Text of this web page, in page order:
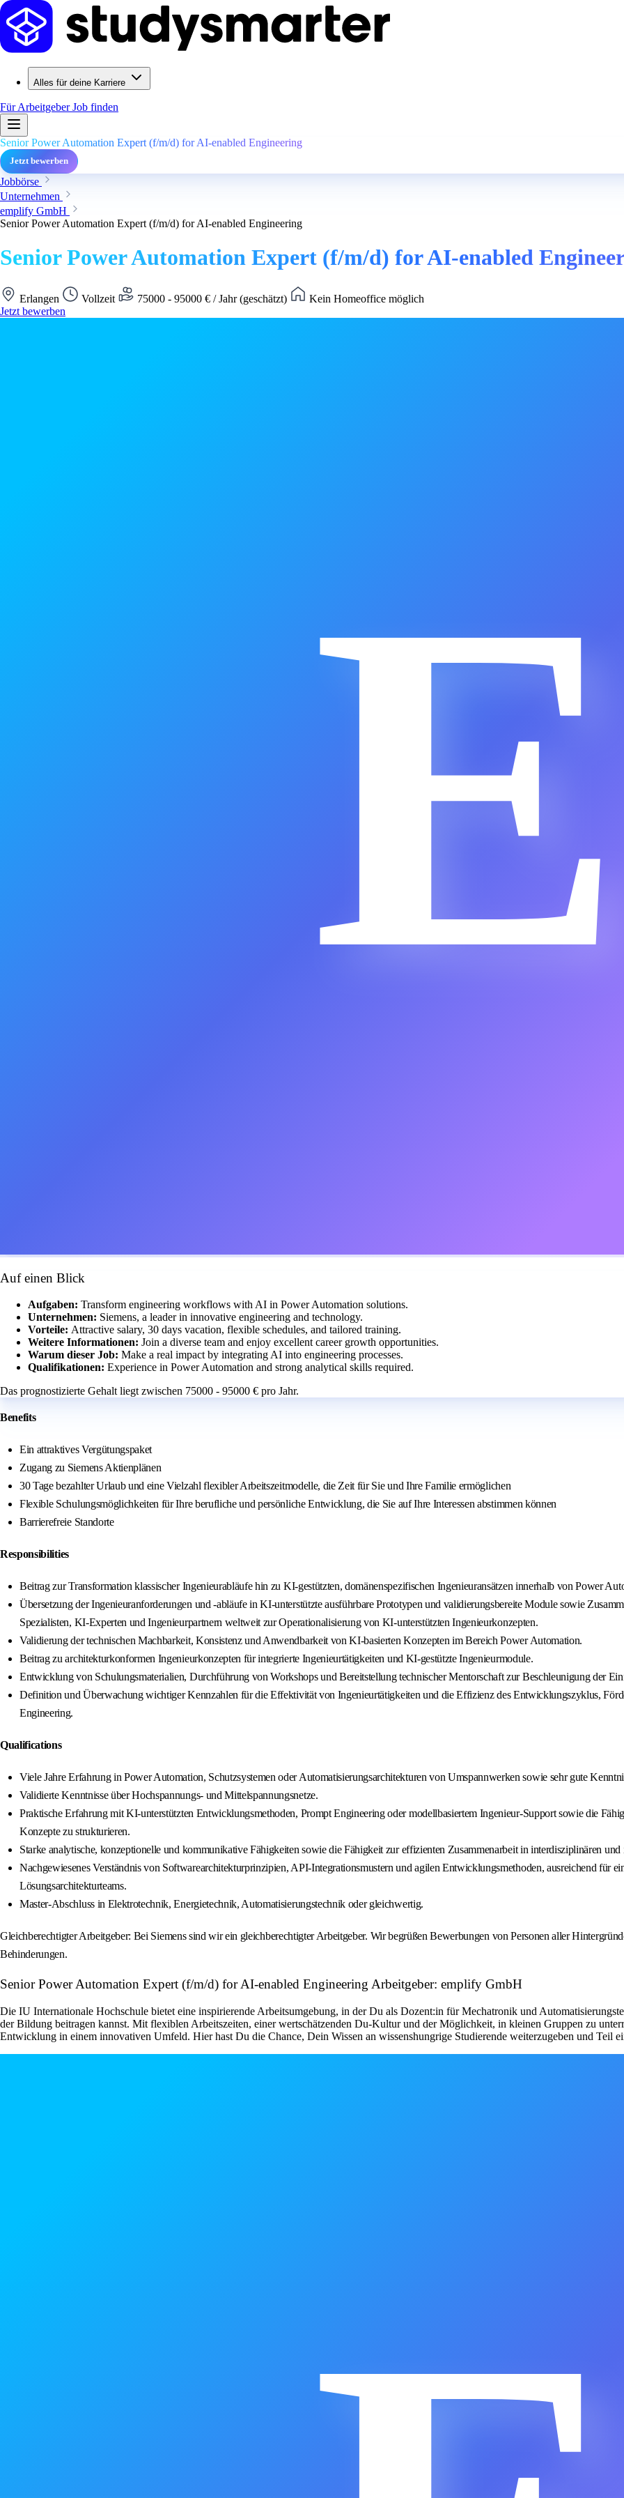
Alles für deine Karriere
Für ArbeitgeberJob finden
Senior Power Automation Expert (f/m/d) for AI-enabled Engineering
Jetzt bewerben
Jobbörse
Unternehmen
emplify GmbH
Senior Power Automation Expert (f/m/d) for AI-enabled Engineering
Senior Power Automation Expert (f/m/d) for AI-enabled
Erlangen Vollzeit 75000 - 95000 € / Jahr (geschätzt)
Kein Homeoffice möglich
Jetzt bewerben
E
Auf einen Blick
Aufgaben: Transform engineering workflows with AI in Power Automation solutions.
Unternehmen: Siemens, a leader in innovative engineering and technology.
Vorteile: Attractive salary, 30 days vacation, flexible schedules, and tailored training.
Weitere Informationen: Join a diverse team and enjoy excellent career growth opportunities.
Warum dieser Job: Make a real impact by integrating AI into engineering processes.
Qualifikationen: Experience in Power Automation and strong analytical skills required.
Das prognostizierte Gehalt liegt zwischen 75000 - 95000 € pro Jahr.
Benefits
Ein attraktives Vergütungspaket
Zugang zu Siemens Aktienplänen
30 Tage bezahlter Urlaub und eine Vielzahl flexibler Arbeitszeitmodelle, die Zeit für Sie und Ihre Familie ermöglichen
Flexible Schulungsmöglichkeiten für Ihre berufliche und persönliche Entwicklung, die Sie auf Ihre Interessen abstimmen können
Barrierefreie Standorte
Responsibilities
Beitrag zur Transformation klassischer Ingenieurabläufe hin zu KI-gestützten, domänenspezifischen Ingenieuransätzen innerhalb von Power
Übersetzung der Ingenieuranforderungen und -abläufe in KI-unterstützte ausführbare Prototypen und validierungsbereite Module sowie
Spezialisten, KI-Experten und Ingenieurpartnern weltweit zur Operationalisierung von KI-unterstützten Ingenieurkonzepten.
Validierung der technischen Machbarkeit, Konsistenz und Anwendbarkeit von KI-basierten Konzepten im Bereich Power Automation.
Beitrag zu architekturkonformen Ingenieurkonzepten für integrierte Ingenieurtätigkeiten und KI-gestützte Ingenieurmodule.
Entwicklung von Schulungsmaterialien, Durchführung von Workshops und Bereitstellung technischer Mentorschaft zur Beschleunigung der
Definition und Überwachung wichtiger Kennzahlen für die Effektivität von Ingenieurtätigkeiten und die Effizienz des Entwicklungszyklus,
Engineering.
Qualifications
Viele Jahre Erfahrung in Power Automation, Schutzsystemen oder Automatisierungsarchitekturen von Umspannwerken sowie sehr gute
Validierte Kenntnisse über Hochspannungs- und Mittelspannungsnetze.
Praktische Erfahrung mit KI-unterstützten Entwicklungsmethoden, Prompt Engineering oder modellbasiertem Ingenieur-Support sowie die
Konzepte zu strukturieren.
Starke analytische, konzeptionelle und kommunikative Fähigkeiten sowie die Fähigkeit zur effizienten Zusammenarbeit in interdisziplinären
Nachgewiesenes Verständnis von Softwarearchitekturprinzipien, API-Integrationsmustern und agilen Entwicklungsmethoden, ausreichend für
Lösungsarchitekturteams.
Master-Abschluss in Elektrotechnik, Energietechnik, Automatisierungstechnik oder gleichwertig.
Gleichberechtigter Arbeitgeber: Bei Siemens sind wir ein gleichberechtigter Arbeitgeber. Wir begrüßen Bewerbungen von Personen aller
Behinderungen.
Senior Power Automation Expert (f/m/d) for AI-enabled Engineering Arbeitgeber: emplify GmbH
Die IU Internationale Hochschule bietet eine inspirierende Arbeitsumgebung, in der Du als Dozent:in für Mechatronik und
der Bildung beitragen kannst. Mit flexiblen Arbeitszeiten, einer wertschätzenden Du-Kultur und der Möglichkeit, in kleinen Gruppen zu
Entwicklung in einem innovativen Umfeld. Hier hast Du die Chance, Dein Wissen an wissenshungrige Studierende weiterzugeben und Teil